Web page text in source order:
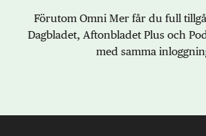
Förutom Omni Mer får du full
Dagbladet, Aftonbladet Plus och
med samma